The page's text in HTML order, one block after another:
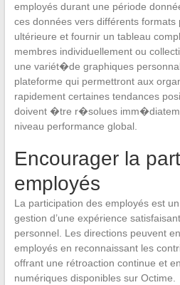
employés durant une période
ces données vers différents formats
ultérieure et fournir un tableau
membres individuellement ou
une variét�de graphiques
plateforme qui permettront aux
rapidement certaines tendances
doivent �tre r�solues
niveau performance global.
Encourager la
employés
La participation des employés est
gestion d’une expérience
personnel. Les directions peuvent
employés en reconnaissant les
offrant une rétroaction continue et
numériques disponibles sur Octime.